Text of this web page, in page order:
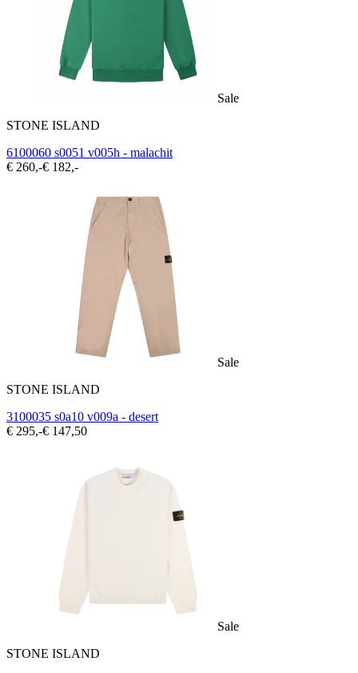
Sale
STONE ISLAND
6100060 s0051 v005h - malachit
€ 260,-€ 182,-
Sale
STONE ISLAND
3100035 s0a10 v009a - desert
€ 295,-€ 147,50
Sale
STONE ISLAND